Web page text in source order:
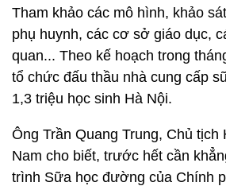
Tham khảo các mô hình, khảo
phụ huynh, các cơ sở giáo dục,
quan... Theo kế hoạch trong
tổ chức đấu thầu nhà cung cấp
1,3 triệu học sinh Hà Nội.
Ông Trần Quang Trung, Chủ tịch
Nam cho biết, trước hết cần
trình Sữa học đường của Chính